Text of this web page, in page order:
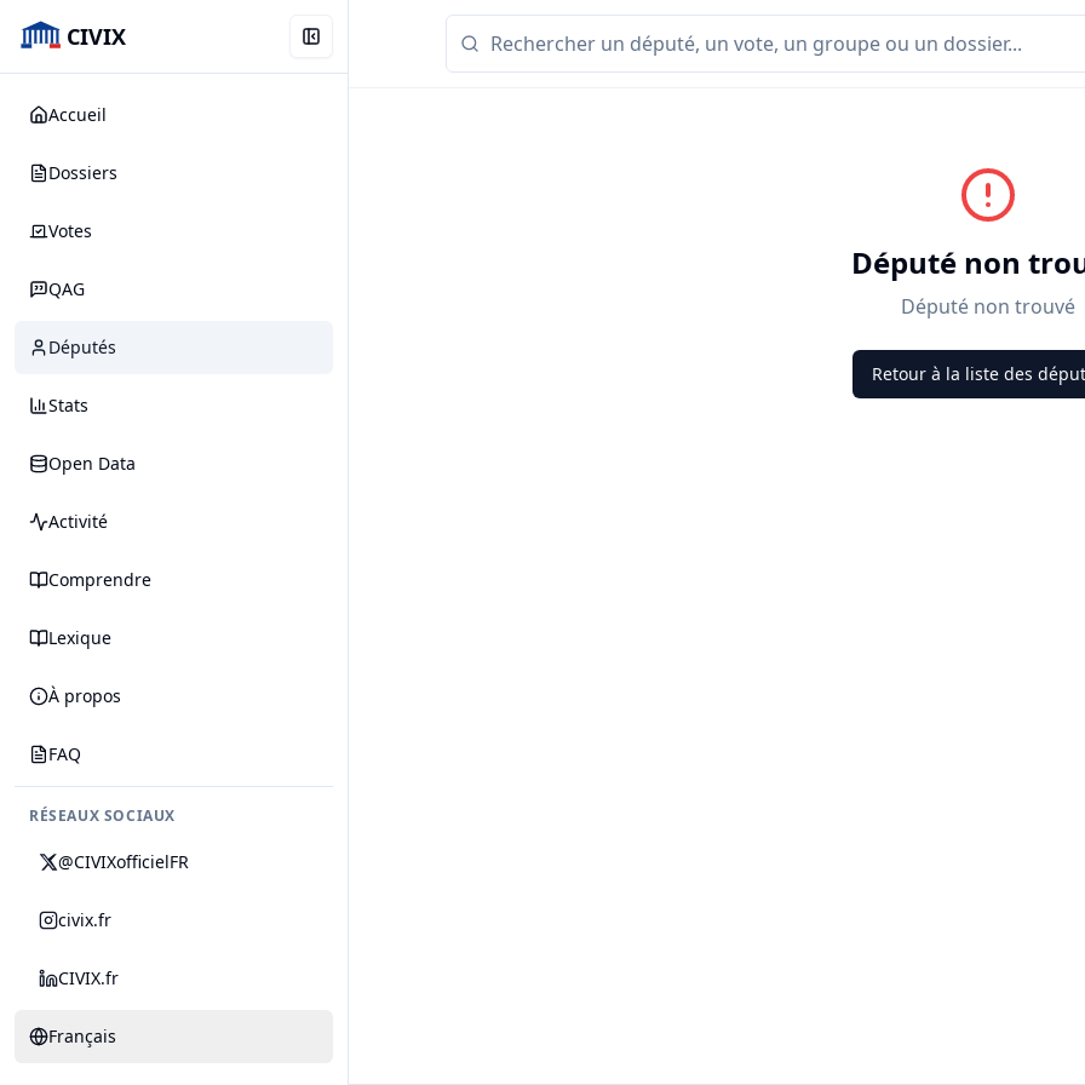
CIVIX
Accueil
Dossiers
Votes
QAG
Députés
Stats
Open Data
Activité
Comprendre
Lexique
À propos
FAQ
RÉSEAUX SOCIAUX
@CIVIXofficielFR
civix.fr
CIVIX.fr
Français
Député non
Député non trouvé
Retour à la liste des